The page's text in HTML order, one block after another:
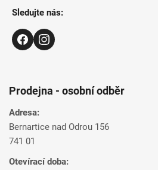
Sledujte nás:
Prodejna - osobní odběr
Adresa:
Bernartice nad Odrou 156
741 01
Otevírací doba: